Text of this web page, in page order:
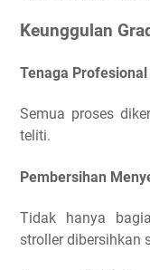
Keunggulan
Tenaga Profesional
Semua proses
teliti.
Pembersihan
Tidak hanya
stroller dibersihkan